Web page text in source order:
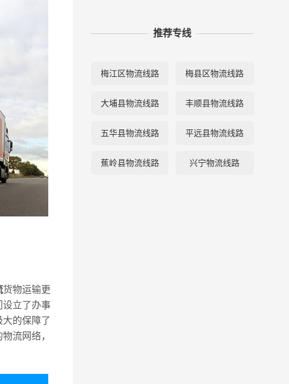
货物运输更
设立了办事
的保障了
流网络，
推荐专线
梅江区物流线路 梅县区物流线路
大埔县物流线路 丰顺县物流线路
五华县物流线路 平远县物流线路
蕉岭县物流线路 兴宁物流线路